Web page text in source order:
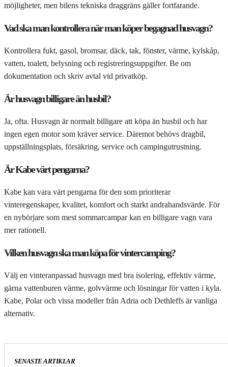
möjligheter, men bilens tekniska draggräns gäller fortfarande.
Vad ska man kontrollera när man köper begagnad husvagn?
Kontrollera fukt, gasol, bromsar, däck, tak, fönster, värme, kylskåp,
vatten, toalett, belysning och registreringsuppgifter. Be om
dokumentation och skriv avtal vid privatköp.
Är husvagn billigare än husbil?
Ja, ofta. Husvagn är normalt billigare att köpa än husbil och har
ingen egen motor som kräver service. Däremot behövs dragbil,
uppställningsplats, försäkring, service och campingutrustning.
Är Kabe värt pengarna?
Kabe kan vara värt pengarna för den som prioriterar
vinteregenskaper, kvalitet, komfort och starkt andrahandsvärde. För
en nybörjare som mest sommarcampar kan en billigare vagn vara
mer rationell.
Vilken husvagn ska man köpa för vintercamping?
Välj en vinteranpassad husvagn med bra isolering, effektiv värme,
gärna vattenburen värme, golvvärme och lösningar för vatten i kyla.
Kabe, Polar och vissa modeller från Adria och Dethleffs är vanliga
alternativ.
SENASTE ARTIKLAR